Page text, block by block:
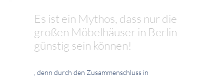
Es ist ein Mythos, dass nur die
großen Möbelhäuser in Berlin
günstig sein können!
, denn durch den Zusammenschluss in